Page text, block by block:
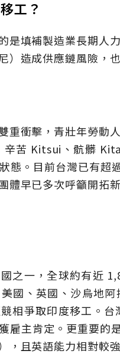
工？
是填補製造業長期人
）造成供應鏈風險，
重衝擊，青壯年勞動
辛苦 Kitsui、骯髒
態。目前台灣已有超
體早已多次呼籲開拓
之一，全球約有近
國、英國、沙烏地
相爭取印度移工。
雇主肯定。更重要的
，且英語能力相對較